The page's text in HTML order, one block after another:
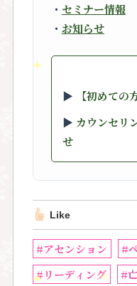
・ セミナー情報
・ お知らせ
▶︎
【初めての
▶︎ カウンセリ
せ
Like
#アセンション
#
#リーディング
#